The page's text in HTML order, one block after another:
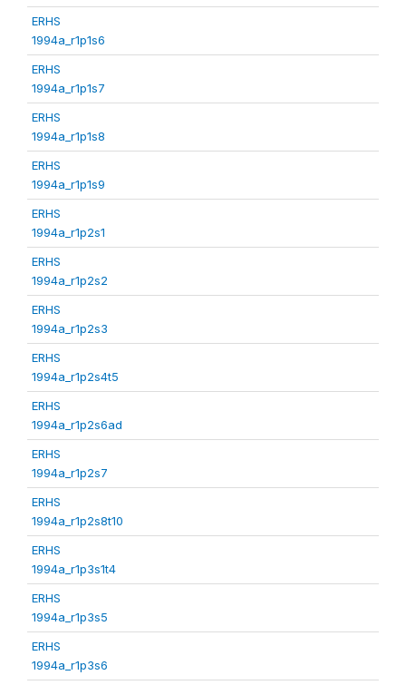
ERHS
1994a_r1p1s6
ERHS
1994a_r1p1s7
ERHS
1994a_r1p1s8
ERHS
1994a_r1p1s9
ERHS
1994a_r1p2s1
ERHS
1994a_r1p2s2
ERHS
1994a_r1p2s3
ERHS
1994a_r1p2s4t5
ERHS
1994a_r1p2s6ad
ERHS
1994a_r1p2s7
ERHS
1994a_r1p2s8t10
ERHS
1994a_r1p3s1t4
ERHS
1994a_r1p3s5
ERHS
1994a_r1p3s6